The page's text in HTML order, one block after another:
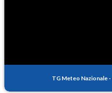
TG Meteo Nazionale -